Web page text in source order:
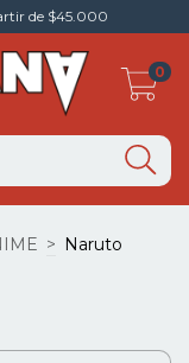
de $45.000
0
> Naruto